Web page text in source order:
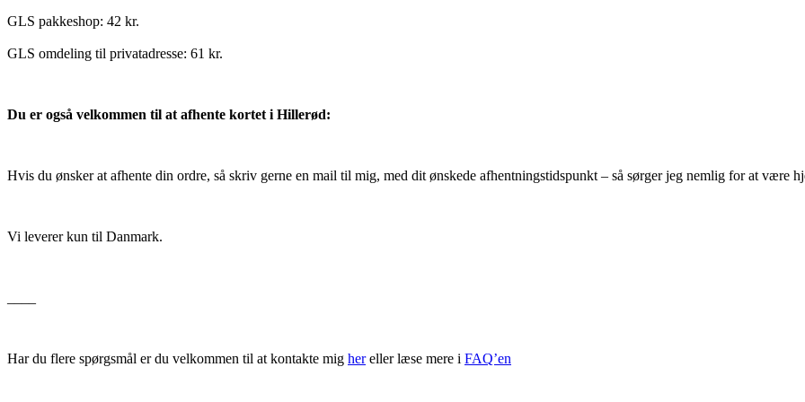
GLS pakkeshop: 42 kr.
GLS omdeling til privatadresse: 61 kr.
Du er også velkommen til at afhente kortet i Hillerød:
Hvis du ønsker at afhente din ordre, så skriv gerne en mail til mig, med dit ønskede afhentningstidspunkt – så sørger jeg nemlig for at være
Vi leverer kun til Danmark.
Har du flere spørgsmål er du velkommen til at kontakte mig hereller læse mere i FAQ’en